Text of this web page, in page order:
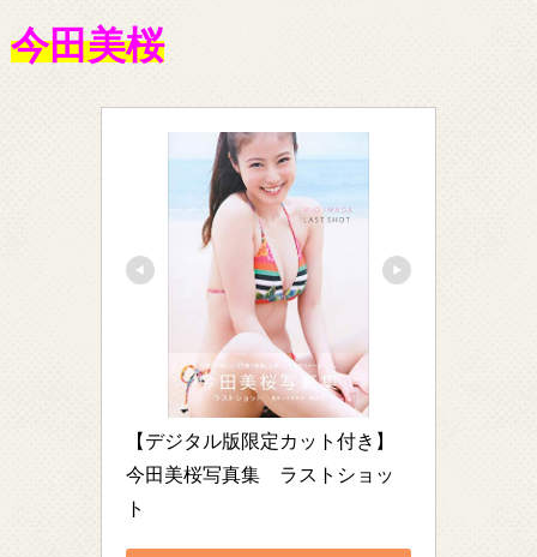
今田美桜
【デジタル版限定カット付き】
今田美桜写真集　ラストショッ
ト